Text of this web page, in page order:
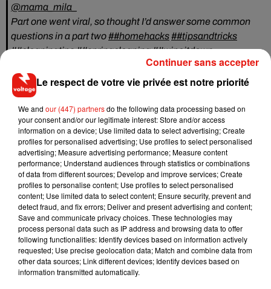
@mama_mila_
Part one went viral, so thought I’d answer some common
questions in a part two##homehacks##tipsandtricks
##cleaningtips##springcleaning##wipeitdown
'� ily (i love you baby) - Surf Mesa
Une séquence devenue virale et visionnée des milliers de
fois sur le réseau social TikTok, poussant la mère de famille à
apporter quelques conseils supplémentaires. Elle précise
ainsi qu'il faut ajuster la puissance en fonction de son
propre appareil, afin de ne pas faire chauffer trop fort le
mélange. D'autre part, la femme indique également qu'à la
place du produit-vaisselle, le citron ou encore le vinaigre
peuvent très bien faire l'affaire!
Musique
Le respect de votre vie privée est notre priorité
We and our (447) partnersdo the following data processing based on
your consent and/or our legitimate interest: Store and/or access
information on a device; Use limited data to select advertising; Create
profiles for personalised advertising; Use profiles to select personalised
advertising; Measure advertising performance; Measure content
performance; Understand audiences through statistics or combinations
of data from different sources; Develop and improve services; Create
profiles to personalise content; Use profiles to select personalised
content; Use limited data to select content; Ensure security, prevent and
detect fraud, and fix errors; Deliver and present advertising and content;
Save and communicate privacy choices. These technologies may
process personal data such as IP address and browsing data to offer
following functionalities: Identify devices based on information actively
requested; Use precise geolocation data; Match and combine data from
other data sources; Link different devices; Identify devices based on
information transmitted automatically.
Continuer sans accepter